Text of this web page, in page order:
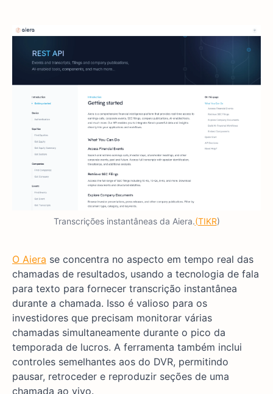
Transcrições instantâneas da Aiera.(TIKR)
O Aiera se concentra no aspecto em tempo real das
chamadas de resultados, usando a tecnologia de fala
para texto para fornecer transcrição instantânea
durante a chamada. Isso é valioso para os
investidores que precisam monitorar várias
chamadas simultaneamente durante o pico da
temporada de lucros. A ferramenta também inclui
controles semelhantes aos do DVR, permitindo
pausar, retroceder e reproduzir seções de uma
chamada ao vivo.